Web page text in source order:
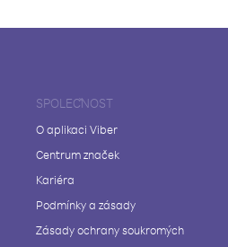
SPOLEČNOST
O aplikaci Viber
Centrum značek
Kariéra
Podmínky a zásady
Zásady ochrany soukromých